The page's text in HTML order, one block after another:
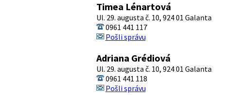
Timea Lénartová
Ul. 29. augusta č. 10, 924 01 Galanta
0961 441 117
Pošli správu
Adriana Grédiová
Ul. 29. augusta č. 10, 924 01 Galanta
0961 441 118
Pošli správu